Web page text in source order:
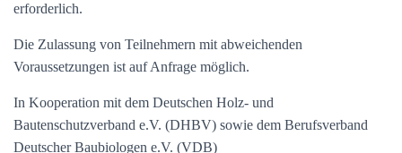
erforderlich.
Die Zulassung von Teilnehmern mit abweichenden
Voraussetzungen ist auf Anfrage möglich.
In Kooperation mit dem Deutschen Holz- und
Bautenschutzverband e.V. (DHBV) sowie dem Berufsverband
Deutscher Baubiologen e.V. (VDB)